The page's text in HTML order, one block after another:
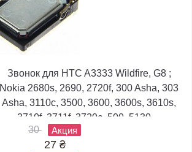
Звонок для HTC A3333 Wildfire, G8 ;
Nokia 2680s, 2690, 2720f, 300 Asha, 303
Asha, 3110c, 3500, 3600, 3600s, 3610s,
3710f, 3711f, 3720c, 500, 5130,...
30
Акция
27 ₴